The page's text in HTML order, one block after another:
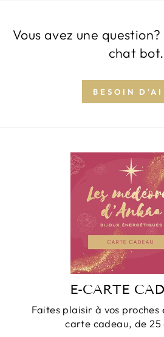
Vous avez une
chat bot.
BESOIN
E-CARTE
Faites plaisir à vos
carte cadeau, de 25